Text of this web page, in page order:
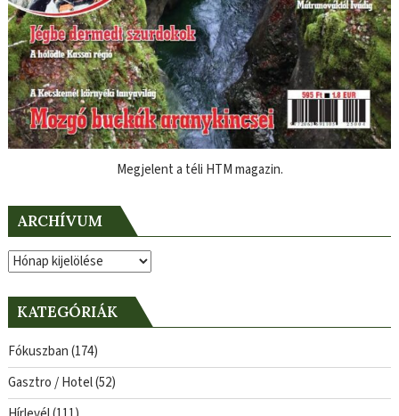
Megjelent a téli HTM magazin.
ARCHÍVUM
Archívum
KATEGÓRIÁK
Fókuszban(174)
Gasztro / Hotel(52)